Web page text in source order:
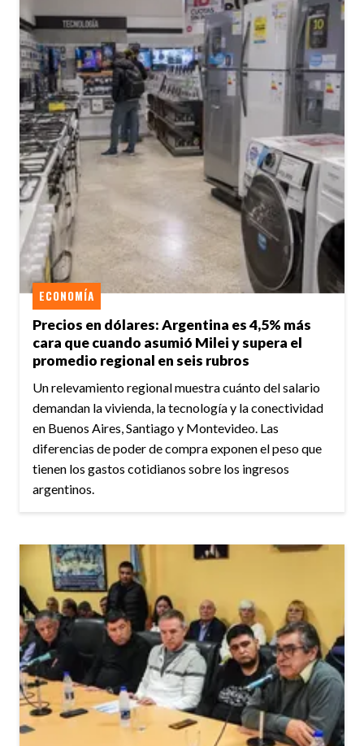
Precios en dólares: Argentina es 4,5% más
cara que cuando asumió Milei y supera el
promedio regional en seis rubros
ECONOMÍA
Un relevamiento regional muestra cuánto del salario
demandan la vivienda, la tecnología y la conectividad
en Buenos Aires, Santiago y Montevideo. Las
diferencias de poder de compra exponen el peso que
tienen los gastos cotidianos sobre los ingresos
argentinos.